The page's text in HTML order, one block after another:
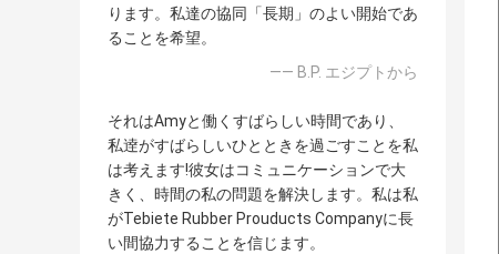
ります。私達の協同「長期」のよい開始であ
ることを希望。
—— B.P. エジプトから
それはAmyと働くすばらしい時間であり、
私逹がすばらしいひとときを過ごすことを私
は考えます!彼女はコミュニケーションで大
きく、時間の私の問題を解決します。私は私
がTebiete Rubber Prouducts Companyに長
い間協力することを信じます。